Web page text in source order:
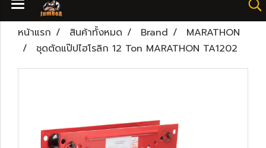
หน้าแรก สินค้าทั้งหมด Brand
MARATHON
ชุดตัดแป๊ปไฮโรลิก 12 Ton MARATHON TA1202